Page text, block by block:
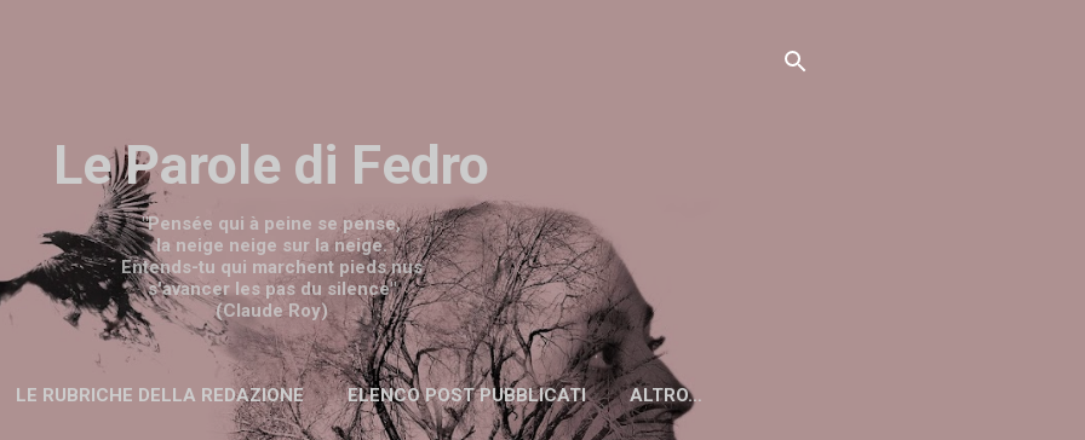
Le Parole di Fedro
"Pensée qui à peine se pense,
la neige neige sur la neige.
Entends-tu qui marchent pieds nus
s'avancer les pas du silence"
(Claude Roy)
LE RUBRICHE DELLA REDAZIONE ELENCO POST PUBBLICATI ALTRO…